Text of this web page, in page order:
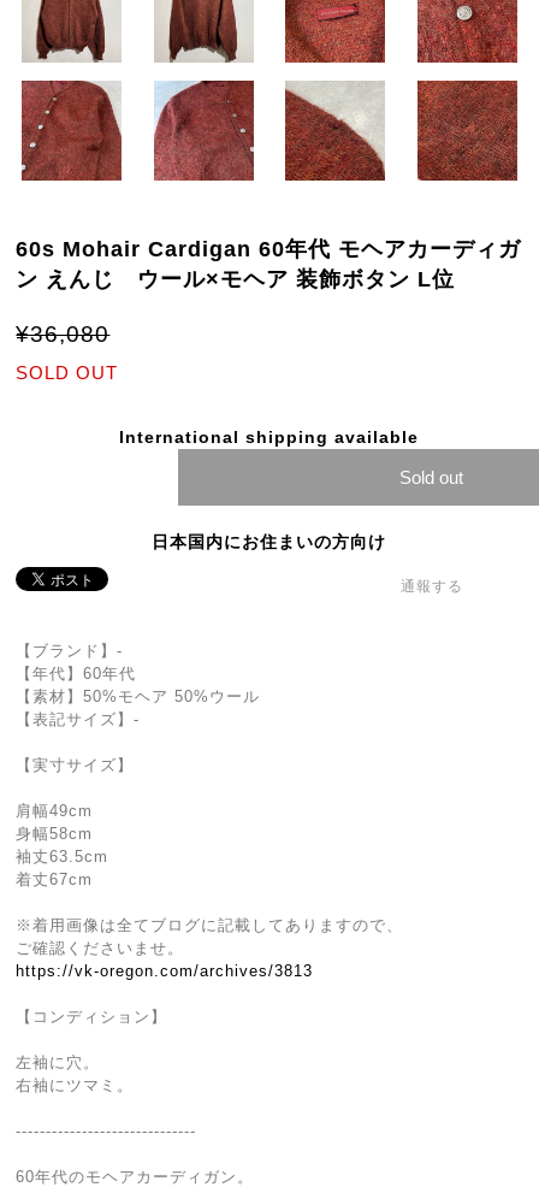
60s Mohair Cardigan 60年代 モヘアカーディガ
ン えんじ ウール×モヘア 装飾ボタン L位
¥36,080
SOLD OUT
International shipping available
Sold out
日本国内にお住まいの方向け
通報する
【ブランド】-
【年代】60年代
【素材】50%モヘア 50%ウール
【表記サイズ】-
【実寸サイズ】
肩幅49cm
身幅58cm
袖丈63.5cm
着丈67cm
※着用画像は全てブログに記載してありますので、
ご確認くださいませ。
https://vk-oregon.com/archives/3813
【コンディション】
左袖に穴。
右袖にツマミ。
------------------------------
60年代のモヘアカーディガン。